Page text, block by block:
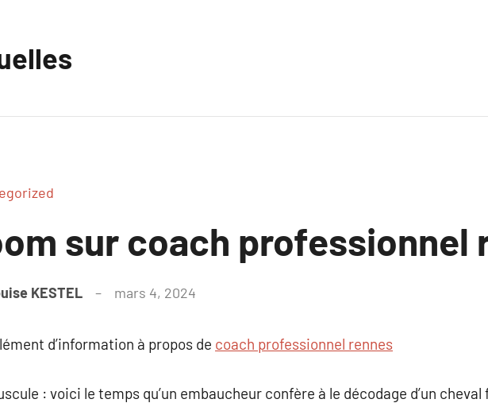
sur coach professionnel
KESTEL mars 4, 2024
d’information à propos de coach professionnel rennes
: voici le temps qu’un embaucheur confère à le décodage d’un